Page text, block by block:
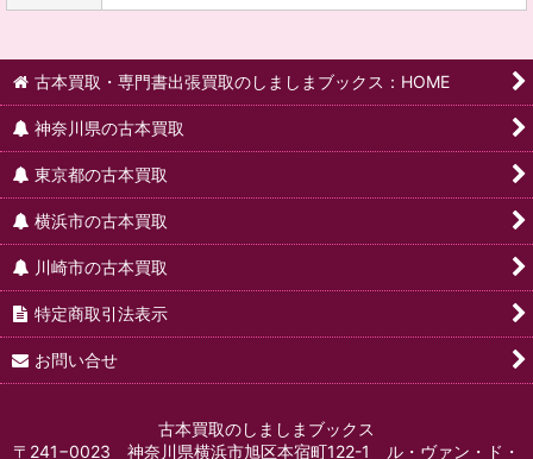
古本買取・専門書出張買取のしましまブックス：HOME
神奈川県の古本買取
東京都の古本買取
横浜市の古本買取
川崎市の古本買取
特定商取引法表示
お問い合せ
古本買取のしましまブックス
〒241−0023 神奈川県横浜市旭区本宿町122-1 ル・ヴァン・ド・